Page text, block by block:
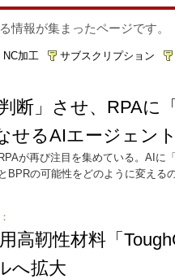
情報が集まったページです。
NC加工 サブスクリプション
断」させ、RPA
せるAIエージェン
が再び注目を集めている。AIに
BPRの可能性をどのように変える
高靭性材料「
へ拡大